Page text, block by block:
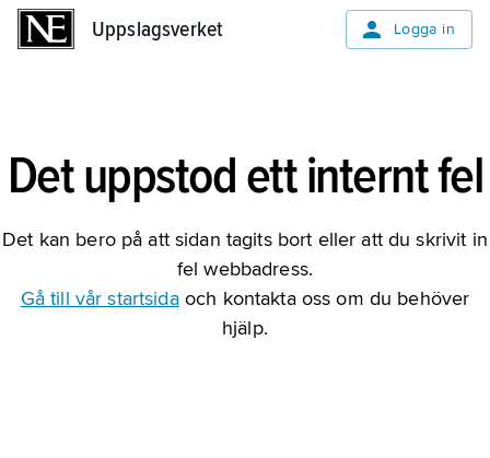
Uppslagsverket Logga in
Det uppstod ett internt fel
Det kan bero på att sidan tagits bort eller att du skrivit in
fel webbadress.
Gå till vår startsidaoch kontakta oss om du behöver
hjälp.